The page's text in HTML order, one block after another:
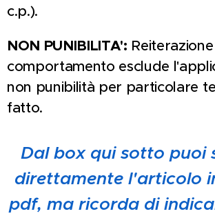
c.p.).
NON PUNIBILITA':
comportamento esclude
non punibilità per particolare
fatto.
Dal box qui sotto puoi
direttamente l'articolo
pdf, ma ricorda di